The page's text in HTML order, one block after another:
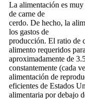
La alimentación es
de carne de
cerdo. De hecho, la
los gastos de
producción. El ratio de
alimento requeridos
aproximadamente de
constantemente (cada
alimentación de
eficientes de Estados
alimentaria por debajo